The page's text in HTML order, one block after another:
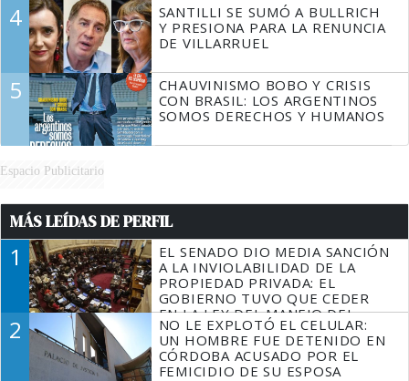
4
SANTILLI SE SUMÓ A BULLRICH
Y PRESIONA PARA LA RENUNCIA
DE VILLARRUEL
5
CHAUVINISMO BOBO Y CRISIS
CON BRASIL: LOS ARGENTINOS
SOMOS DERECHOS Y HUMANOS
Espacio Publicitario
MÁS LEÍDAS DE PERFIL
1
EL SENADO DIO MEDIA SANCIÓN
A LA INVIOLABILIDAD DE LA
PROPIEDAD PRIVADA: EL
GOBIERNO TUVO QUE CEDER
EN LA LEY DEL MANEJO DEL
FUEGO
2
NO LE EXPLOTÓ EL CELULAR:
UN HOMBRE FUE DETENIDO EN
CÓRDOBA ACUSADO POR EL
FEMICIDIO DE SU ESPOSA